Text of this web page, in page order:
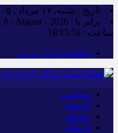
تاریخ : شنبه, ۱۷ مرداد , ۱۴۰۵
برابر با : Saturday - 8 - August - 2026
ساعت : 18:15:56
تبلیغات ایران به‌روز
سیاست
اندیشه
حقوقی
فرهنگ